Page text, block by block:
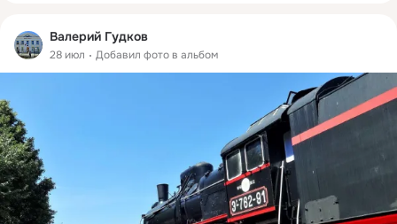
Валерий Гудков
28 июл Добавил фото в альбом